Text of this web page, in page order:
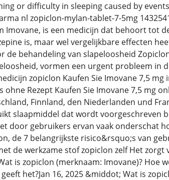
or difficulty in sleeping caused by
nl zopiclon-mylan-tablet-7-5mg
Imovane, is een medicijn dat behoort tot
is, maar wel vergelijkbare effecten
behandeling van slapeloosheid
vormen een urgent probleem in
zopiclon Kaufen Sie Imovane 7,5
Rezept Kaufen Sie Imovane 7,5 mg
Finnland, den Niederlanden und
slaapmiddel dat wordt voorgeschreven
door gebruikers ervan vaak onderschat
de 7 belangrijkste risico&rsquo;s van
de werkzame stof zopiclon zelf Het
is zopiclon (merknaam: Imovane)? Hoe
het?Jan 16, 2025 &middot; Wat is